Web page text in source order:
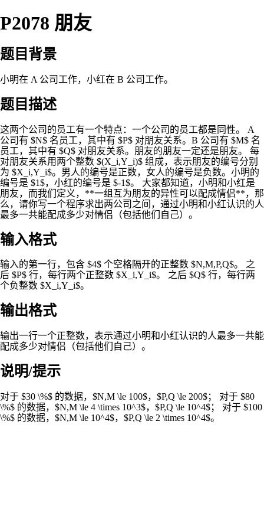
P2078 朋友
题目背景
小明在 A 公司工作，小红在 B 公司工作。
题目描述
这两个公司的员工有一个特点：一个公司的员工都是同性。 A
公司有 $N$ 名员工，其中有 $P$ 对朋友关系。B 公司有 $M$ 名
员工，其中有 $Q$ 对朋友关系。朋友的朋友一定还是朋友。 每
对朋友关系用两个整数 $(X_i,Y_i)$ 组成，表示朋友的编号分别
为 $X_i,Y_i$。男人的编号是正数，女人的编号是负数。小明的
编号是 $1$，小红的编号是 $-1$。 大家都知道，小明和小红是
朋友，而我们定义，**一组互为朋友的异性可以配成情侣**，那
么，请你写一个程序求出两公司之间，通过小明和小红认识的人
最多一共能配成多少对情侣（包括他们自己）。
输入格式
输入的第一行，包含 $4$ 个空格隔开的正整数 $N,M,P,Q$。 之
后 $P$ 行，每行两个正整数 $X_i,Y_i$。 之后 $Q$ 行，每行两
个负整数 $X_i,Y_i$。
输出格式
输出一行一个正整数，表示通过小明和小红认识的人最多一共能
配成多少对情侣（包括他们自己）。
说明/提示
对于 $30 \%$ 的数据，$N,M \le 100$，$P,Q \le 200$； 对于 $80
\%$ 的数据，$N,M \le 4 \times 10^3$，$P,Q \le 10^4$； 对于 $100
\%$ 的数据，$N,M \le 10^4$，$P,Q \le 2 \times 10^4$。